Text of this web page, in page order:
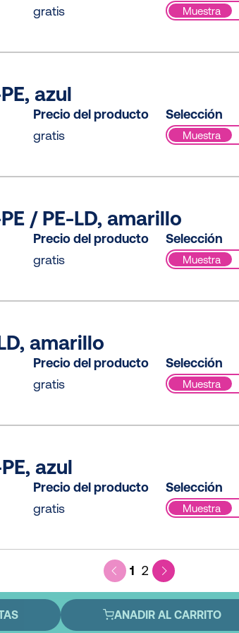
gratis
Muestra
azul
Precio del producto
gratis
Selección
Muestra
/ PE-LD, amarillo
Precio del producto
gratis
Selección
Muestra
amarillo
Precio del producto
gratis
Selección
Muestra
azul
Precio del producto
gratis
Selección
Muestra
1 2
ANADIR AL CARRITO